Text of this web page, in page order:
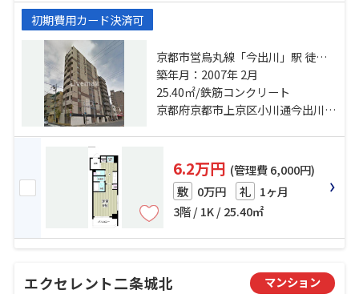
初期費用カード決済可
京都市営烏丸線「今出川」駅 徒歩6
分 京都市営烏丸線「鞍馬口」駅 徒
歩16分 京都市営烏丸線「丸太町」
駅 徒歩24分
築年月：2007年 2月
25.40㎡/鉄筋コンクリート
京都府京都市上京区小川通今出川上る中小川町
6.2万円 (管理費 6,000円)
敷 0万円 礼 1ヶ月
3階 / 1K / 25.40㎡
エクセレント二条城北 マンション